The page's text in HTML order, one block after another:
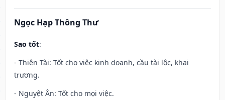
Ngọc Hạp Thông Thư
Sao tốt:
- Thiên Tài: Tốt cho việc kinh doanh, cầu tài lộc, khai
trương.
- Nguyệt Ân: Tốt cho mọi việc.